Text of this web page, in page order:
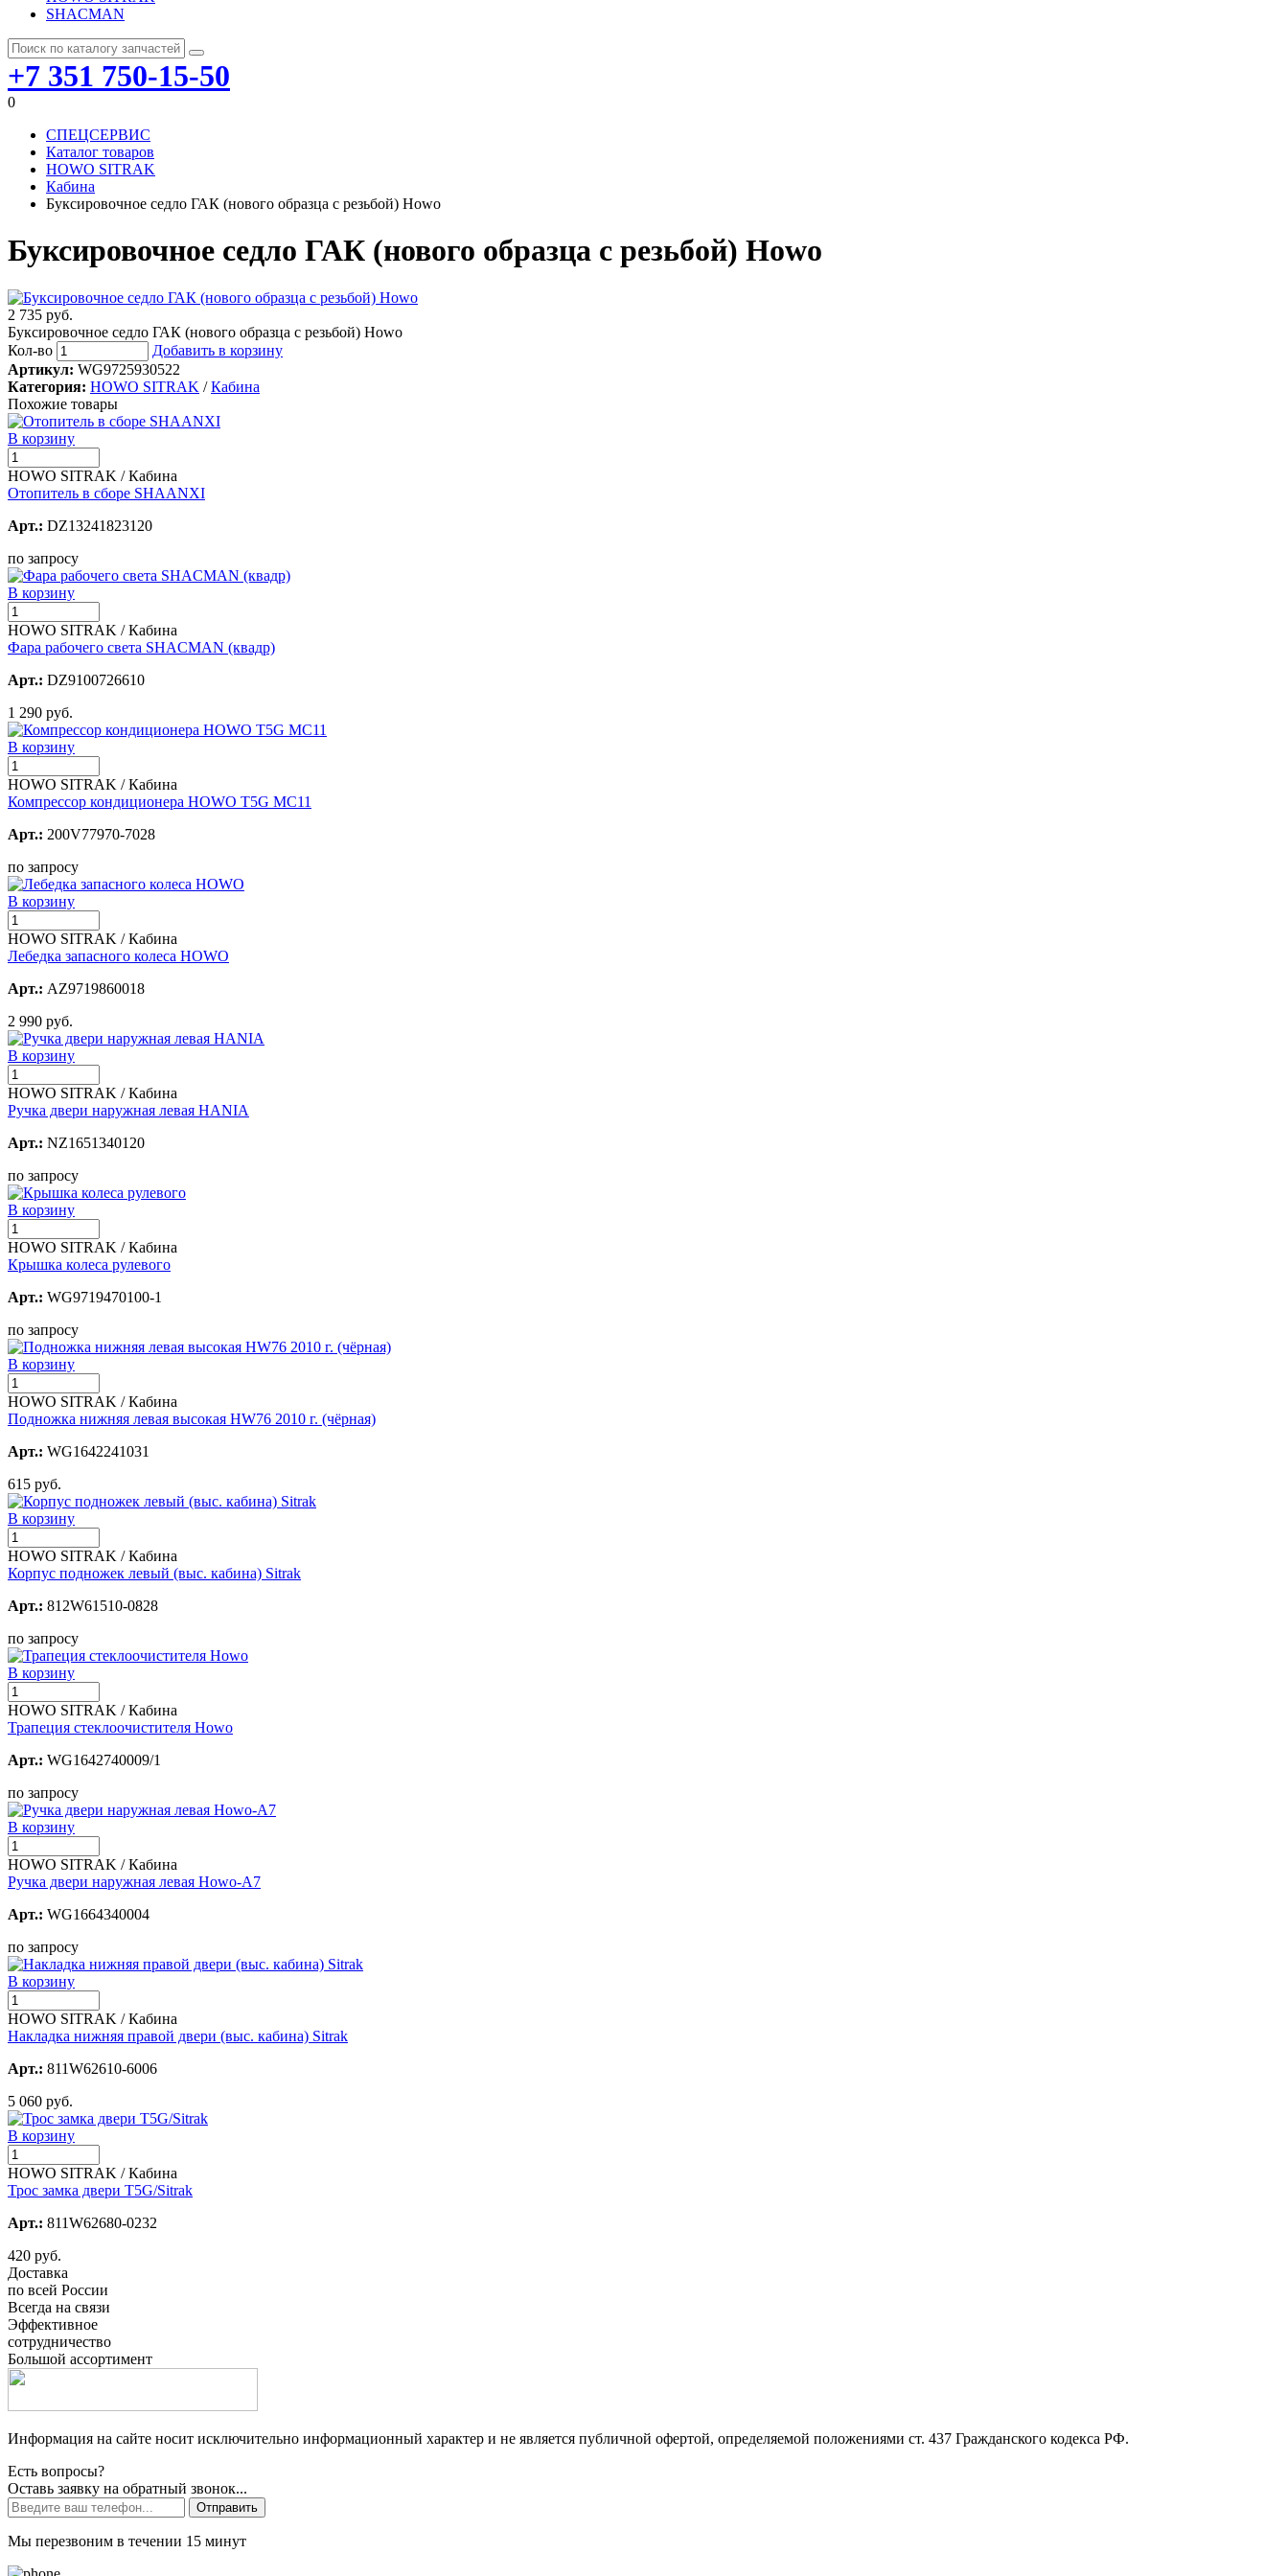
SHACMAN
+7 351 750-15-50
0
СПЕЦСЕРВИС
Каталог товаров
HOWO SITRAK
Кабина
Буксировочное седло ГАК (нового образца с резьбой) Howo
Буксировочное седло ГАК (нового образца с резьбой) Howo
2 735 руб.
Буксировочное седло ГАК (нового образца с резьбой) Howo
Кол-во
Добавить в корзину
Артикул: WG9725930522
Категория: HOWO SITRAK /Кабина
Похожие товары
В корзину
HOWO SITRAK / Кабина
Отопитель в сборе SHAANXI
Арт.: DZ13241823120
по запросу
В корзину
HOWO SITRAK / Кабина
Фара рабочего света SHACMAN (квадр)
Арт.: DZ9100726610
1 290 руб.
В корзину
HOWO SITRAK / Кабина
Компрессор кондиционера HOWO T5G MC11
Арт.: 200V77970-7028
по запросу
В корзину
HOWO SITRAK / Кабина
Лебедка запасного колеса HOWO
Арт.: AZ9719860018
2 990 руб.
В корзину
HOWO SITRAK / Кабина
Ручка двери наружная левая HANIA
Арт.: NZ1651340120
по запросу
В корзину
HOWO SITRAK / Кабина
Крышка колеса рулевого
Арт.: WG9719470100-1
по запросу
В корзину
HOWO SITRAK / Кабина
Подножка нижняя левая высокая HW76 2010 г. (чёрная)
Арт.: WG1642241031
615 руб.
В корзину
HOWO SITRAK / Кабина
Корпус подножек левый (выс. кабина) Sitrak
Арт.: 812W61510-0828
по запросу
В корзину
HOWO SITRAK / Кабина
Трапеция стеклоочистителя Howo
Арт.: WG1642740009/1
по запросу
В корзину
HOWO SITRAK / Кабина
Ручка двери наружная левая Howo-А7
Арт.: WG1664340004
по запросу
В корзину
HOWO SITRAK / Кабина
Накладка нижняя правой двери (выс. кабина) Sitrak
Арт.: 811W62610-6006
5 060 руб.
В корзину
HOWO SITRAK / Кабина
Трос замка двери T5G/Sitrak
Арт.: 811W62680-0232
420 руб.
Доставка
по всей России
Всегда на связи
Эффективное
сотрудничество
Большой ассортимент
Информация на сайте носит исключительно информационный характер и не является публичной офертой, определяемой положениями ст. 437 Гражданского кодекса РФ.
Есть вопросы?
Оставь заявку на обратный звонок...
Отправить
Мы перезвоним в течении 15 минут